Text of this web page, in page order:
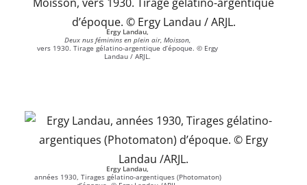
Ergy Landau,
Deux nus féminins en plein air, Moisson,
vers 1930. Tirage gélatino-argentique d’époque. © Ergy
Landau / ARJL.
Ergy Landau,
années 1930, Tirages gélatino-argentiques (Photomaton)